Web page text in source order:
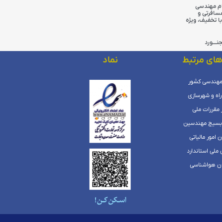
مهندسی
و
تخفیف، ویژه
مرتبط
کشور
و شهرسازی
مقررات ملی
بسیج مهندسین
امور مالیاتی
ملی استاندارد
هواشناسی
نماد